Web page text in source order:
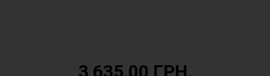
3 635.00 ГРН.